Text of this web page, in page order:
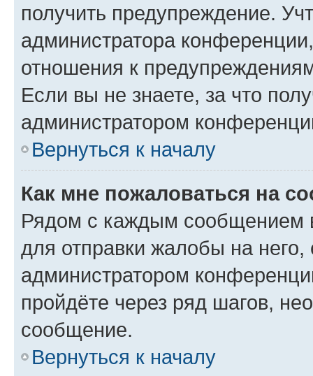
получить предупреждение.
администратора
отношения к
Если вы не знаете, за что
администратором
Вернуться к началу
Как мне пожаловаться на
Рядом с каждым сообщением
для отправки жалобы на
администратором
пройдёте через ряд шагов,
сообщение.
Вернуться к началу